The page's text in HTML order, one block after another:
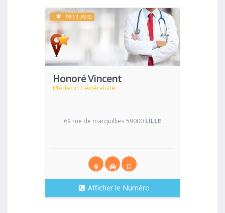
Honoré Vincent
Médecin Généraliste
Voir
10 ( 1 AVIS)
69 rue de marquillies 59000 LILLE
Afficher le Numéro